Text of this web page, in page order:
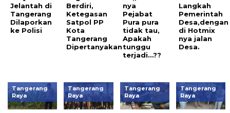
Jelantah di
Tangerang
Dilaporkan
ke Polisi
Berdiri,
Ketegasan
Satpol PP
Kota
Tangerang
Dipertanyakan
nya
Pejabat
Pura pura
tidak tau,
Apakah
tunggu
terjadi…??
Langkah
Pemerintah
Desa,dengan
di Hotmix
nya jalan
Desa.
Tangerang
Raya
Tangerang
Raya
Tangerang
Raya
Tangerang
Raya